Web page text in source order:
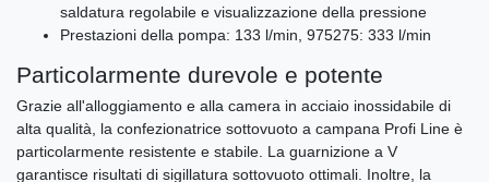
saldatura regolabile e visualizzazione della pressione
Prestazioni della pompa: 133 l/min, 975275: 333 l/min
Particolarmente durevole e potente
Grazie all'alloggiamento e alla camera in acciaio inossidabile di
alta qualità, la confezionatrice sottovuoto a campana Profi Line è
particolarmente resistente e stabile. La guarnizione a V
garantisce risultati di sigillatura sottovuoto ottimali. Inoltre, la